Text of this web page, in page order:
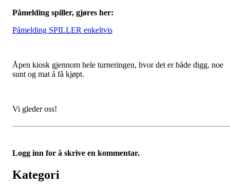
Påmelding spiller, gjøres her:
Påmelding SPILLER enkeltvis
Åpen kiosk gjennom hele turneringen, hvor det er både digg, noe
sunt og mat å få kjøpt.
Vi gleder oss!
Logg inn for å skrive en kommentar.
Kategori